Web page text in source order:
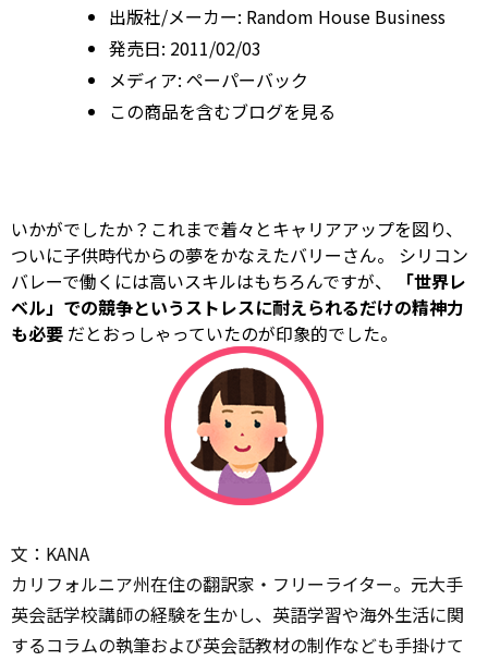
出版社/メーカー: Random House Business
発売日: 2011/02/03
メディア: ペーパーバック
この商品を含むブログを見る
いかがでしたか？これまで着々とキャリアアップを図り、
ついに子供時代からの夢をかなえたバリーさん。 シリコン
バレーで働くには高いスキルはもちろんですが、
「世界レ
ベル」での競争というストレスに耐えられるだけの精神力
も必要 だとおっしゃっていたのが印象的でした。
文：KANA
カリフォルニア州在住の翻訳家・フリーライター。元大手
英会話学校講師の経験を生かし、英語学習や海外生活に関
するコラムの執筆および英会話教材の制作なども手掛けて